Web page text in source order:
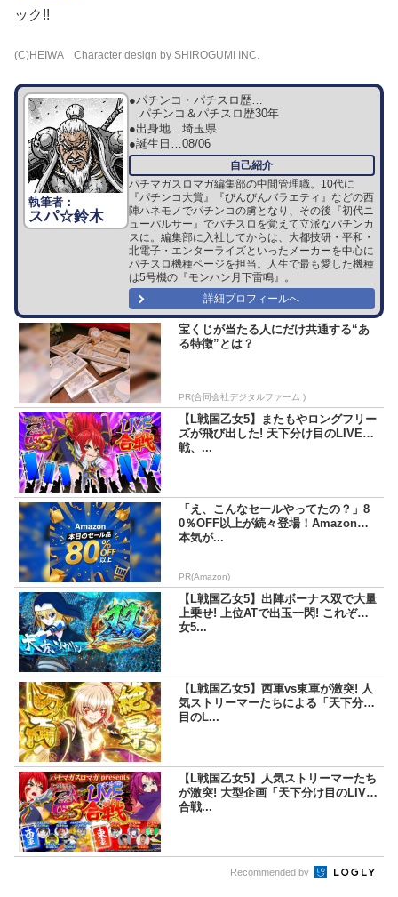
ック!!
(C)HEIWA Character design by SHIROGUMI INC.
スパ☆鈴木
●パチンコ・パチスロ歴…
パチンコ＆パチスロ歴30年
●出身地…埼玉県
●誕生日…08/06
パチマガスロマガ編集部の中間管理職。10代に
『パチンコ大賞』『びんびんバラエティ』などの西
陣ハネモノでパチンコの虜となり、その後『初代ニ
ューパルサー』でパチスロを覚えて立派なパチンカ
スに。編集部に入社してからは、大都技研・平和・
北電子・エンターライズといったメーカーを中心に
パチスロ機種ページを担当。人生で最も愛した機種
は5号機の『モンハン月下雷鳴』。
詳細プロフィールへ
宝くじが当たる人にだけ共通する“あ
る特徴”とは？
PR(合同会社デジタルファーム )
【L戦国乙女5】またもやロングフリー
ズが飛び出した! 天下分け目のLIVE合
戦、...
「え、こんなセールやってたの？」8
0％OFF以上が続々登場！Amazonの
本気が...
PR(Amazon)
【L戦国乙女5】出陣ボーナス双で大量
上乗せ! 上位ATで出玉一閃! これぞ乙
女5...
【L戦国乙女5】西軍vs東軍が激突! 人
気ストリーマーたちによる「天下分け
目のL...
【L戦国乙女5】人気ストリーマーたち
が激突! 大型企画「天下分け目のLIVE
合戦...
Recommended by